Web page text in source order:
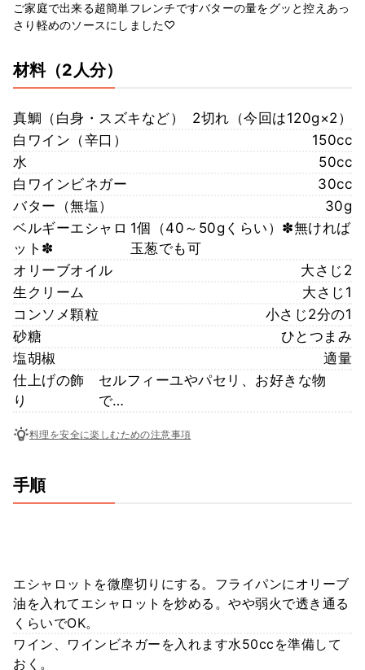
ご家庭で出来る超簡単フレンチですバターの量をグッと控えあっ
さり軽めのソースにしました♡
材料（2人分）
真鯛（白身・スズキなど）
2切れ（今回は120g×2）
白ワイン（辛口）
150cc
水
50cc
白ワインビネガー
30cc
バター（無塩）
30g
ベルギーエシャロ
ット✽
1個（40～50gくらい）✽無ければ
玉葱でも可
オリーブオイル
大さじ2
生クリーム
大さじ1
コンソメ顆粒
小さじ2分の1
砂糖
ひとつまみ
塩胡椒
適量
仕上げの飾
り
セルフィーユやパセリ、お好きな物
で…
料理を安全に楽しむための注意事項
手順
エシャロットを微塵切りにする。フライパンにオリーブ
油を入れてエシャロットを炒める。やや弱火で透き通る
くらいでOK。
ワイン、ワインビネガーを入れます水50ccを準備して
おく。